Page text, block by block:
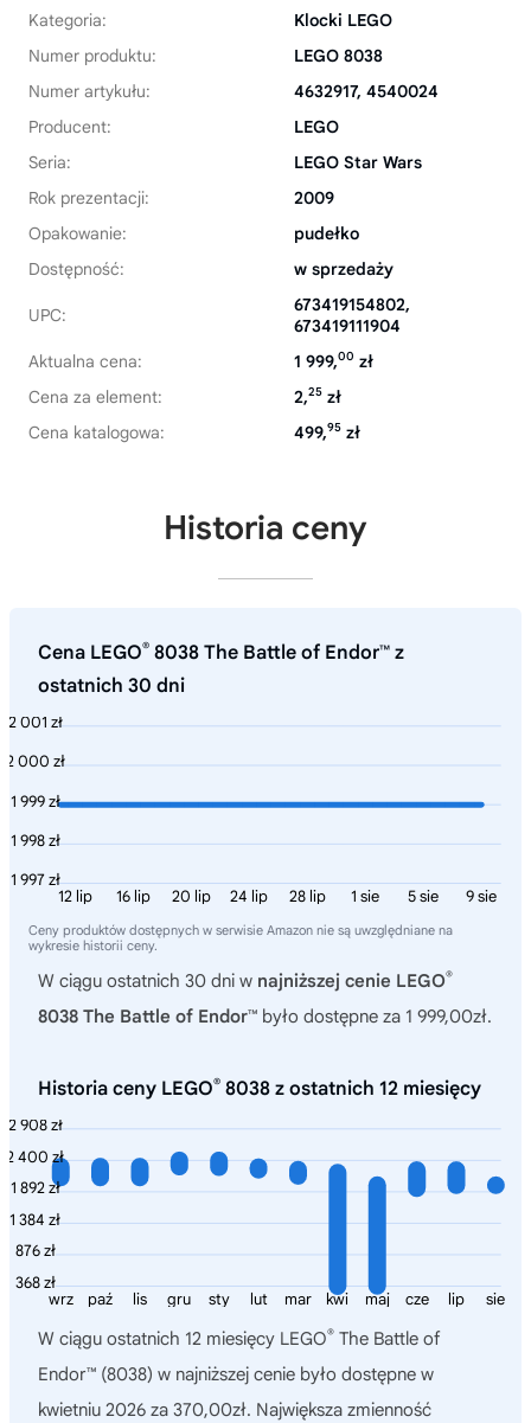
Kategoria:
Klocki LEGO
Numer produktu:
LEGO 8038
Numer artykułu:
4632917, 4540024
Producent:
LEGO
Seria:
LEGO Star Wars
Rok prezentacji:
2009
Opakowanie:
pudełko
Dostępność:
w sprzedaży
UPC:
673419154802,
673419111904
Aktualna cena:
1 999,00 zł
Cena za element:
2,25 zł
Cena katalogowa:
499,95 zł
Historia ceny
Cena LEGO® 8038 The Battle of Endor™ z
ostatnich 30 dni
2 001 zł
2 000 zł
1 999 zł
1 998 zł
1 997 zł
9 sie
5 sie
1 sie
28 lip
24 lip
20 lip
16 lip
12 lip
Ceny produktów dostępnych w serwisie Amazon nie są uwzględniane na
wykresie historii ceny.
W ciągu ostatnich 30 dni w najniższej cenie LEGO®
8038 The Battle of Endor™ było dostępne za 1 999,00zł.
Historia ceny LEGO® 8038 z ostatnich 12 miesięcy
2 908 zł
2 400 zł
1 892 zł
1 384 zł
876 zł
368 zł
sie
lip
cze
maj
kwi
mar
lut
sty
gru
lis
paź
wrz
W ciągu ostatnich 12 miesięcy LEGO® The Battle of
Endor™ (8038) w najniższej cenie było dostępne w
kwietniu 2026 za 370,00zł. Największa zmienność